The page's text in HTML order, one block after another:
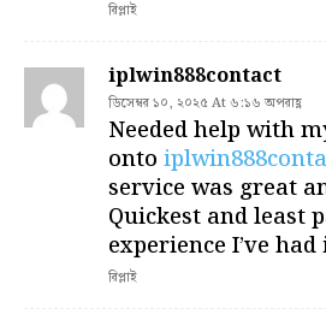
রিপ্লাই
iplwin888contact
ডিসেম্বর ১০, ২০২৫ At ৬:১৬ অপরাহ্ণ
Needed help with
onto
service was great
Quickest and least
experience I’ve
রিপ্লাই